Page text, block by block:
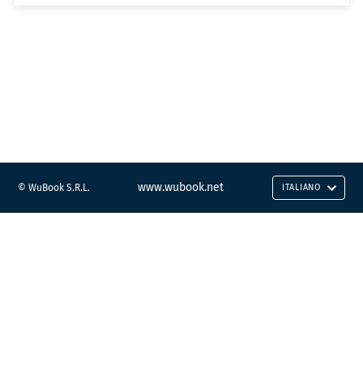
© WuBook S.R.L. www.wubook.net ITALIANO